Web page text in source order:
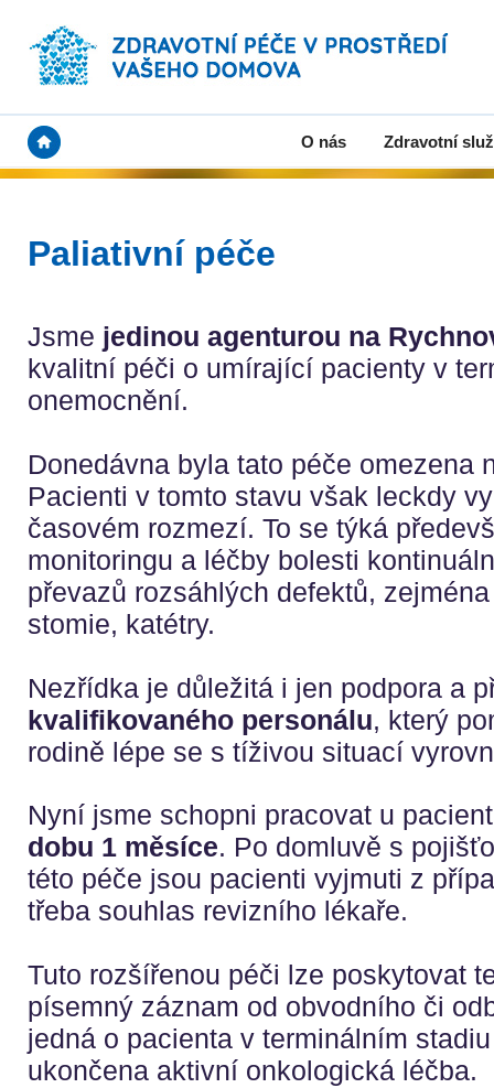
O nás Zdravotní
Paliativní péče
Jsme jedinou agenturou na
kvalitní péči o umírající pacienty v
onemocnění.
Donedávna byla tato péče omezena
Pacienti v tomto stavu však leckdy
časovém rozmezí. To se týká
monitoringu a léčby bolesti
převazů rozsáhlých defektů,
stomie, katétry.
Nezřídka je důležitá i jen podpora a
kvalifikovaného personálu, který
rodině lépe se s tíživou situací
Nyní jsme schopni pracovat u
dobu 1 měsíce. Po domluvě s
této péče jsou pacienti vyjmuti z
třeba souhlas revizního lékaře.
Tuto rozšířenou péči lze poskytovat
písemný záznam od obvodního či
jedná o pacienta v terminálním
ukončena aktivní onkologická léčba.